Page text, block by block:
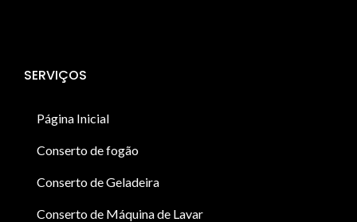
SERVIÇOS
Página Inicial
Conserto de fogão
Conserto de Geladeira
Conserto de Máquina de Lavar